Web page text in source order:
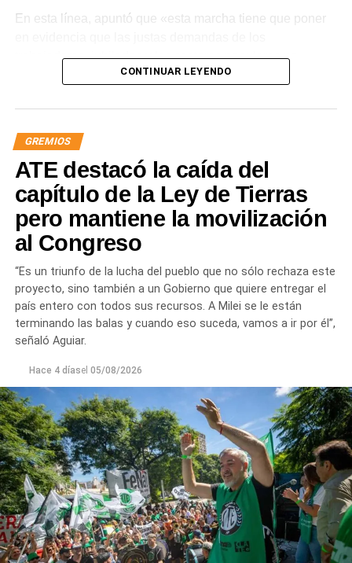
En esta línea, apuntó que «esta marcha tiene que poner
trabajadores, jubilados y los sectores populares no
encuentran respuestas, y que el gobierno es el exclusivo
mayoría de la sociedad».
«Lo demuestran las encuestas, a Milei se le están
terminando las balas. Tiene que saber que empezamos a
ir por él», sentenció Aguiar.
Las movilizaciones además se replicarán en todas las
provincias en el marco de la Jornada Nacional de
dispuesta por el sindicato estatal en reclamo por
«reapertura de paritarias y urgente recomposición salarial
y de jubilaciones; rechazo al vaciamiento de los
organismos públicos; pase a planta permanente de todas
las y los trabajadores precarizados; rechazo a las
todas las y los trabajadores despedidos; restitución de los
fondos adeudados a las provincias y FGS de la ANSES; y
rechazo a la armonización de las Cajas Previsionales
Provinciales».
CONTINUAR LEYENDO
GREMIOS
ATE destacó la caída del
capítulo de la Ley de Tierras
pero mantiene la movilización
al Congreso
“Es un triunfo de la lucha del pueblo que no sólo rechaza este
proyecto, sino también a un Gobierno que quiere entregar el
país entero con todos sus recursos. A Milei se le están
terminando las balas y cuando eso suceda, vamos a ir por él”,
señaló Aguiar.
Hace 4 díasel 05/08/2026